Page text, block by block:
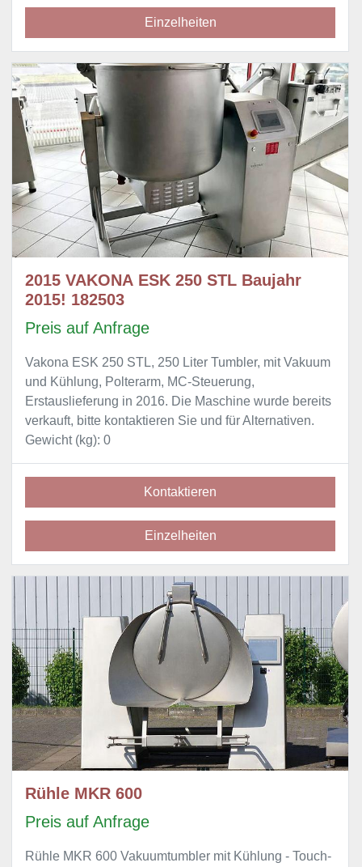
Einzelheiten
2015 VAKONA ESK 250 STL Baujahr
2015! 182503
Preis auf Anfrage
Vakona ESK 250 STL, 250 Liter Tumbler, mit Vakuum
und Kühlung, Polterarm, MC-Steuerung,
Erstauslieferung in 2016. Die Maschine wurde bereits
verkauft, bitte kontaktieren Sie und für Alternativen.
Gewicht (kg): 0
Kontaktieren
Einzelheiten
Rühle MKR 600
Preis auf Anfrage
Rühle MKR 600 Vakuumtumbler mit Kühlung - Touch-